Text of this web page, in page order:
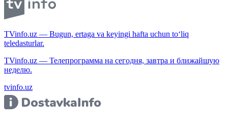
TVinfo.uz — Bugun, ertaga va keyingi hafta uchun to‘liq
teledasturlar.
TVinfo.uz — Телепрограмма на сегодня, завтра и ближайшую
неделю.
tvinfo.uz